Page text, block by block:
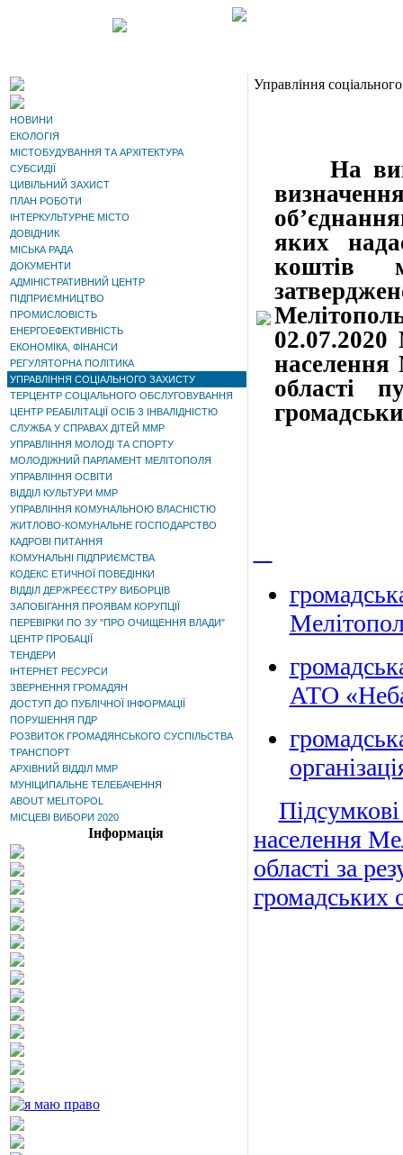
НОВИНИ
ЕКОЛОГІЯ
МІСТОБУДУВАННЯ ТА АРХІТЕКТУРА
СУБСИДІЇ
ЦИВІЛЬНИЙ ЗАХИСТ
ПЛАН РОБОТИ
ІНТЕРКУЛЬТУРНЕ МІСТО
ДОВІДНИК
МІСЬКА РАДА
ДОКУМЕНТИ
АДМІНІСТРАТИВНИЙ ЦЕНТР
ПІДПРИЄМНИЦТВО
ПРОМИСЛОВІСТЬ
ЕНЕРГОЕФЕКТИВНІСТЬ
ЕКОНОМІКА, ФІНАНСИ
РЕГУЛЯТОРНА ПОЛІТИКА
УПРАВЛІННЯ СОЦІАЛЬНОГО ЗАХИСТУ
ТЕРЦЕНТР СОЦІАЛЬНОГО ОБСЛУГОВУВАННЯ
ЦЕНТР РЕАБІЛІТАЦІЇ ОСІБ З ІНВАЛІДНІСТЮ
СЛУЖБА У СПРАВАХ ДІТЕЙ ММР
УПРАВЛІННЯ МОЛОДІ ТА СПОРТУ
МОЛОДІЖНИЙ ПАРЛАМЕНТ МЕЛІТОПОЛЯ
УПРАВЛІННЯ ОСВІТИ
ВІДДІЛ КУЛЬТУРИ ММР
УПРАВЛІННЯ КОМУНАЛЬНОЮ ВЛАСНІСТЮ
ЖИТЛОВО-КОМУНАЛЬНЕ ГОСПОДАРСТВО
КАДРОВІ ПИТАННЯ
КОМУНАЛЬНІ ПІДПРИЄМСТВА
КОДЕКС ЕТИЧНОЇ ПОВЕДІНКИ
ВІДДІЛ ДЕРЖРЕЄСТРУ ВИБОРЦІВ
ЗАПОБІГАННЯ ПРОЯВАМ КОРУПЦІЇ
ПЕРЕВІРКИ ПО ЗУ "ПРО ОЧИЩЕННЯ ВЛАДИ"
ЦЕНТР ПРОБАЦІЇ
ТЕНДЕРИ
ІНТЕРНЕТ РЕСУРСИ
ЗВЕРНЕННЯ ГРОМАДЯН
ДОСТУП ДО ПУБЛІЧНОЇ ІНФОРМАЦІЇ
ПОРУШЕННЯ ПДР
РОЗВИТОК ГРОМАДЯНСЬКОГО СУСПІЛЬСТВА
ТРАНСПОРТ
АРХІВНИЙ ВІДДІЛ ММР
МУНІЦИПАЛЬНЕ ТЕЛЕБАЧЕННЯ
ABOUT MELITOPOL
МІСЦЕВІ ВИБОРИ 2020
Інформація
Управління
На
яких
коштів
02.07.2020
населення
області
АТО
населення
області за
громадських